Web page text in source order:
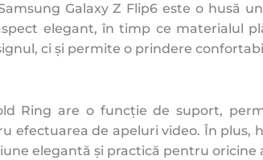
Galaxy Z Flip6 este o husă
elegant, în timp ce materialul
ci și permite o prindere
Ring are o funcție de suport,
efectuarea de apeluri video. În plus,
elegantă și practică pentru oricine